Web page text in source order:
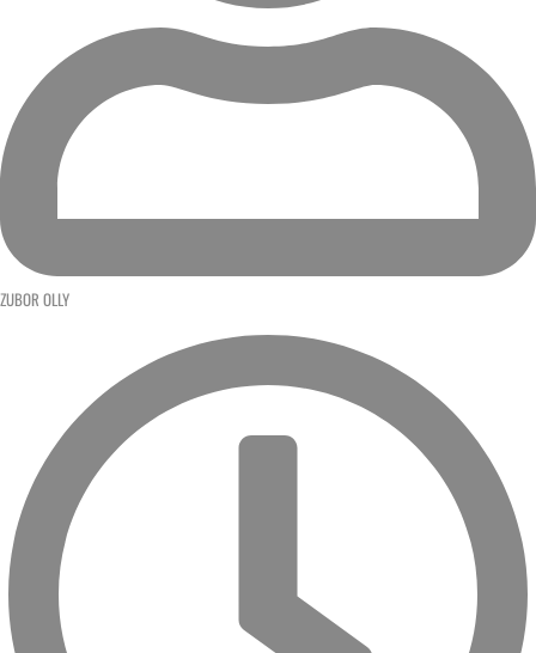
ZUBOR OLLY